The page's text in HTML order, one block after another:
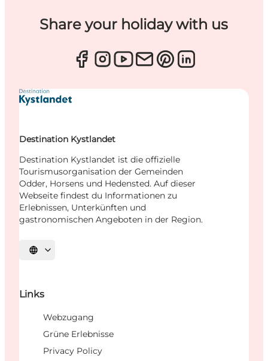
Share your holiday with us
Destination Kystlandet
Destination Kystlandet ist die offizielle
Tourismusorganisation der Gemeinden
Odder, Horsens und Hedensted. Auf dieser
Webseite findest du Informationen zu
Erlebnissen, Unterkünften und
gastronomischen Angeboten in der Region.
Sprache auswählen
Links
Webzugang
Grüne Erlebnisse
Privacy Policy